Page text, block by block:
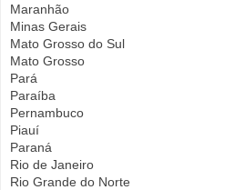
Maranhão
Minas Gerais
Mato Grosso do Sul
Mato Grosso
Pará
Paraíba
Pernambuco
Piauí
Paraná
Rio de Janeiro
Rio Grande do Norte